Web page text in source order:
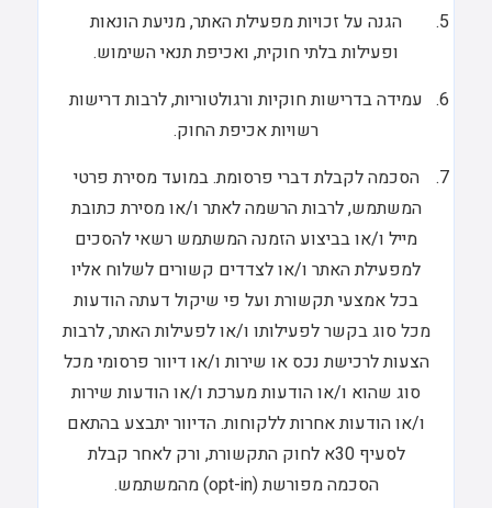
הגנה על זכויות מפעילת האתר, מניעת הונאות
ופעילות בלתי חוקית, ואכיפת תנאי השימוש.
עמידה בדרישות חוקיות ורגולטוריות, לרבות דרישות
רשויות אכיפת החוק.
הסכמה לקבלת דברי פרסומת. במועד מסירת פרטי
המשתמש, לרבות הרשמה לאתר ו/או מסירת כתובת
מייל ו/או בביצוע הזמנה המשתמש רשאי להסכים
למפעילת האתר ו/או לצדדים קשורים לשלוח אליו
בכל אמצעי תקשורת ועל פי שיקול דעתה הודעות
מכל סוג בקשר לפעילותו ו/או לפעילות האתר, לרבות
הצעות לרכישת נכס או שירות ו/או דיוור פרסומי מכל
סוג שהוא ו/או הודעות מערכת ו/או הודעות שירות
ו/או הודעות אחרות ללקוחות. הדיוור יתבצע בהתאם
לסעיף 30א לחוק התקשורת, ורק לאחר קבלת
הסכמה מפורשת (opt-in) מהמשתמש.